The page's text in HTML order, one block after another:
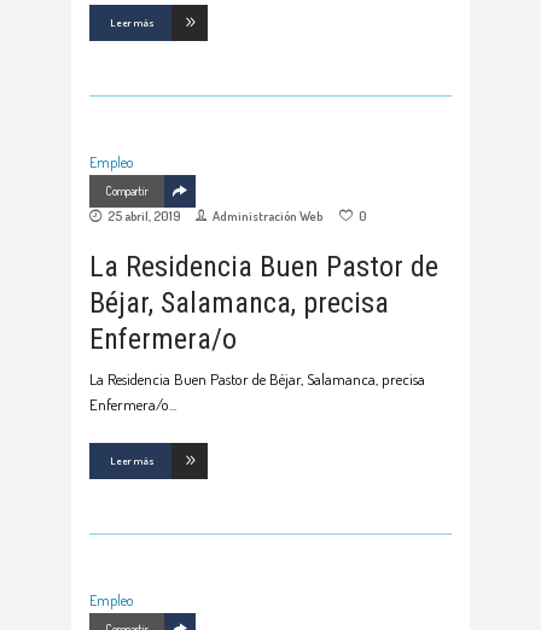
Leer más
Empleo
Compartir
25 abril, 2019 Administración Web 0
La Residencia Buen Pastor de
Béjar, Salamanca, precisa
Enfermera/o
La Residencia Buen Pastor de Béjar, Salamanca, precisa
Enfermera/o
Leer más
Empleo